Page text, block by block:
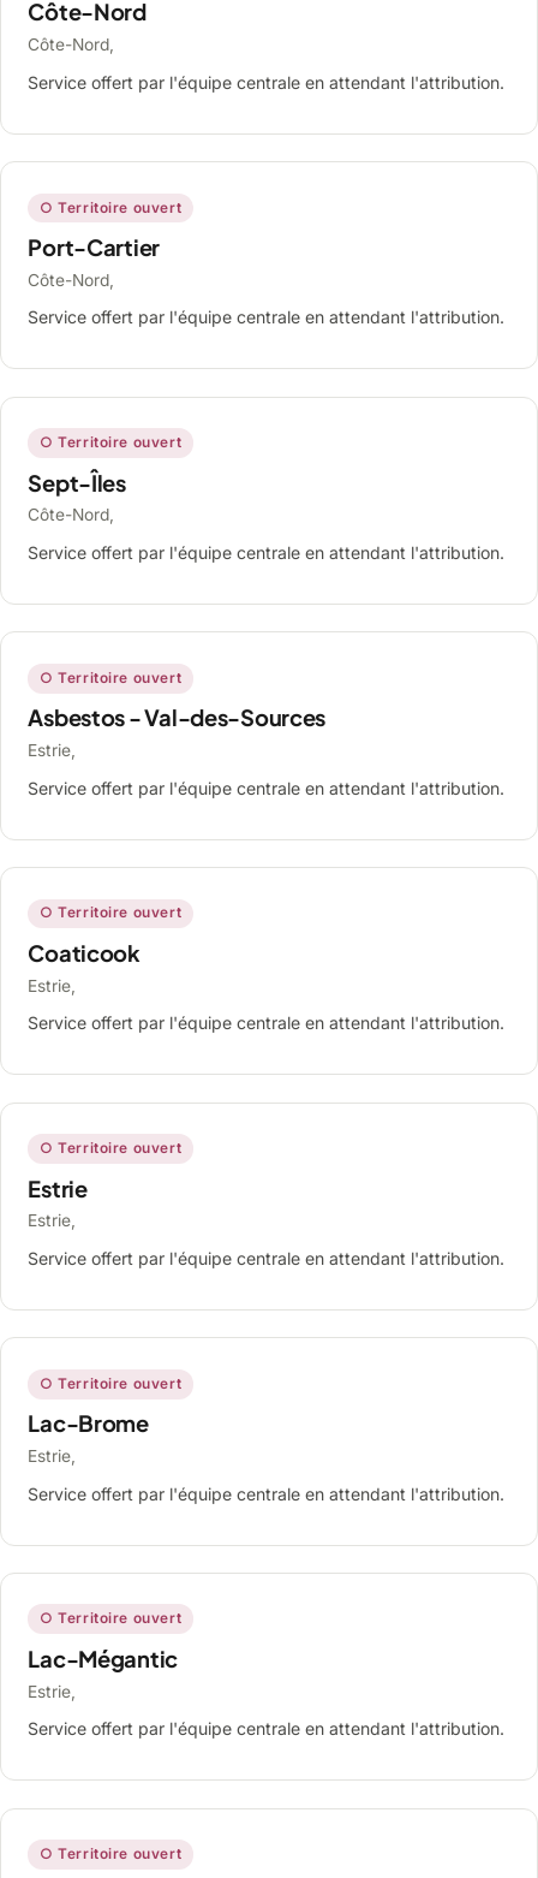
Côte-Nord
Côte-Nord,
Service offert par l'équipe centrale en attendant l'attribution.
○ Territoire ouvert
Port-Cartier
Côte-Nord,
Service offert par l'équipe centrale en attendant l'attribution.
○ Territoire ouvert
Sept-Îles
Côte-Nord,
Service offert par l'équipe centrale en attendant l'attribution.
○ Territoire ouvert
Asbestos - Val-des-Sources
Estrie,
Service offert par l'équipe centrale en attendant l'attribution.
○ Territoire ouvert
Coaticook
Estrie,
Service offert par l'équipe centrale en attendant l'attribution.
○ Territoire ouvert
Estrie
Estrie,
Service offert par l'équipe centrale en attendant l'attribution.
○ Territoire ouvert
Lac-Brome
Estrie,
Service offert par l'équipe centrale en attendant l'attribution.
○ Territoire ouvert
Lac-Mégantic
Estrie,
Service offert par l'équipe centrale en attendant l'attribution.
○ Territoire ouvert